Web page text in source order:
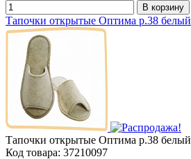
В корзину
Тапочки открытые Оптима р.38 белый
Тапочки открытые Оптима р.38 белый
Код товара: 37210097